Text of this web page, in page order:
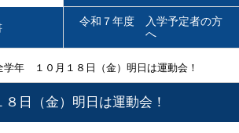
令和７年度 入学予定者の方
へ
学年 １０月１８日（金）明日は運動会！
日（金）明日は運動会！